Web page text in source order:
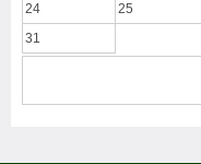
24
25
31